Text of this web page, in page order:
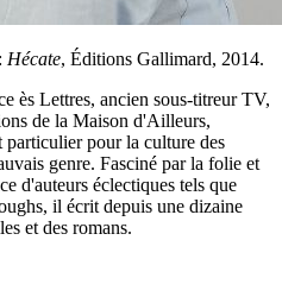
Hécate, Éditions Gallimard, 2014.
ès Lettres, ancien sous-titreur TV,
de la Maison d'Ailleurs,
particulier pour la culture des
genre. Fasciné par la folie et
d'auteurs éclectiques tels que
il écrit depuis une dizaine
et des romans.